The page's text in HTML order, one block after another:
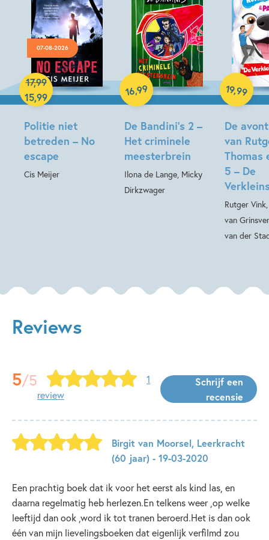
07-08-2026
Politie niet
betreden – No
escape
Cis Meijer
17,99
15,99
Hardcover
De Bandini’s 2 –
Het criminele
meesterbrein
Ilona de Lange, Micky
Dirkzwager
16,99
Hardcover
De
van
Thomas
5 – De
Rutger
van
van der
19,99
Hardcover
Reviews
5/5
1
review
Schrijf een
recensie
Birgit van Moorsel, Leerkracht
(60 jaar) - 19-03-2020
Een prachtig boek dat ik voor het eerst als kind las, en
daarna regelmatig heb herlezen.En telkens weer ,op welke
leeftijd dan ook ,word ik tot tranen beroerd.Het is dan ook
één van mijn lievelingsboeken dat eigenlijk verfilmd zou